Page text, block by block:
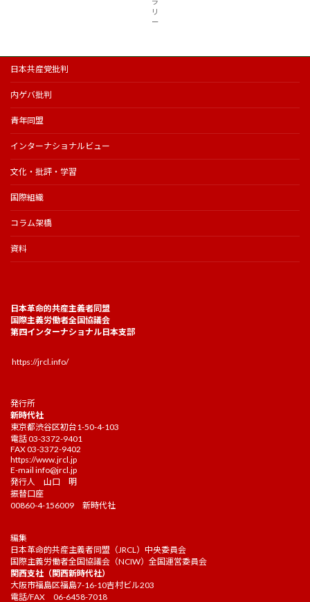
リ
ー
日本共産党批判
内ゲバ批判
青年同盟
インターナショナルビュー
文化・批評・学習
国際組織
コラム架橋
資料
日本革命的共産主義者同盟
国際主義労働者全国協議会
第四インターナショナル日本支部
https://jrcl.info/
発行所
新時代社
東京都渋谷区初台1-50-4-103
電話 03-3372-9401
FAX 03-3372-9402
https://www.jrcl.jp
E-mail info@jrcl.jp
発行人 山口 明
振替口座
00860-4-156009 新時代社
編集
日本革命的共産主義者同盟（JRCL）中央委員会
国際主義労働者全国協議会（NCIW）全国運営委員会
関西支社（関西新時代社）
大阪市福島区福島7-16-10吉村ビル203
電話/FAX 06-6458-7018